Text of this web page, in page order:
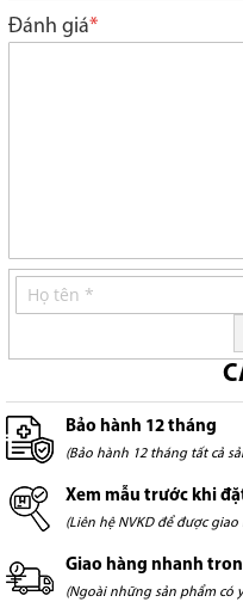
star
stars
stars
stars
stars
Đánh giá
Bảo hành 12 tháng
(Bảo hành 12 tháng tất cả
Xem mẫu trước khi
(Liên hệ NVKD để được
Giao hàng nhanh
(Ngoài những sản phẩm có